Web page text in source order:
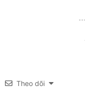
Theo dõi